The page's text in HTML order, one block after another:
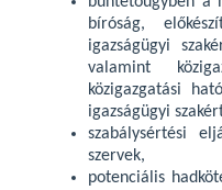
bíróság,
igazságügyi
valamint
közigazgatási
igazságügyi
szabálysértési
szervek,
potenciális